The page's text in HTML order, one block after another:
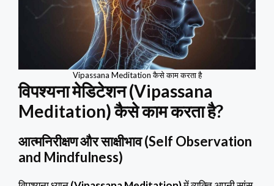
Vipassana Meditation कैसे काम करता है
विपश्यना मेडिटेशन (Vipassana
Meditation) कैसे काम करता है?
आत्मनिरीक्षण और साक्षीभाव (Self Observation
and Mindfulness)